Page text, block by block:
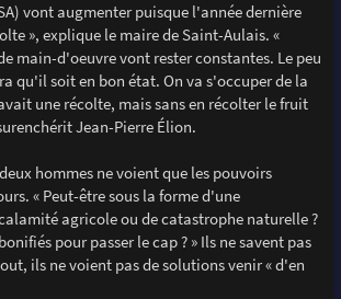
vont augmenter puisque l'année dernière
», explique le maire de Saint-Aulais. «
main-d'oeuvre vont rester constantes. Le peu
qu'il soit en bon état. On va s'occuper de la
une récolte, mais sans en récolter le fruit
Jean-Pierre Élion.
hommes ne voient que les pouvoirs
« Peut-être sous la forme d'une
agricole ou de catastrophe naturelle ?
pour passer le cap ? » Ils ne savent pas
ils ne voient pas de solutions venir « d'en